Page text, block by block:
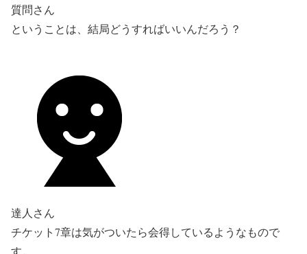
質問さん
ということは、結局どうすればいいんだろう？
達人さん
チケット7章は気がついたら会得しているようなもので
す。